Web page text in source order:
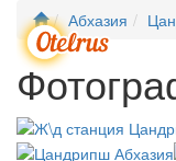
Абхазия